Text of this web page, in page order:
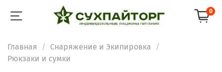
0
Главная
Снаряжение и Экипировка
Рюкзаки и сумки